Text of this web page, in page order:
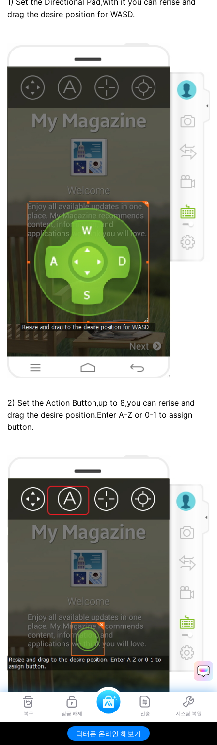
복구 잠금 해제 전송 시스팀 복원
닥터폰 온라인 해보기
drag the desire position for WASD.
2) Set the Action Button,up to 8,you can rerise and
drag the desire position.Enter A-Z or 0-1 to assign
button.